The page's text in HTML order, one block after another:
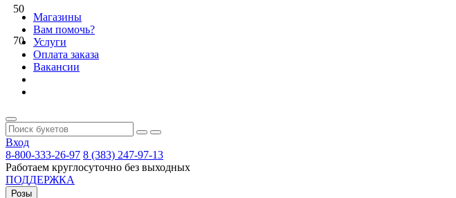
Магазины
Вам помочь?
Услуги
Оплата заказа
Вакансии
Вход
8-800-333-26-97 8 (383) 247-97-13
Работаем круглосуточно без выходных
ПОДДЕРЖКА
Розы
50
70